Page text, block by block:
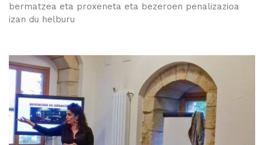
bermatzea eta proxeneta eta bezeroen penalizazioa
izan du helburu